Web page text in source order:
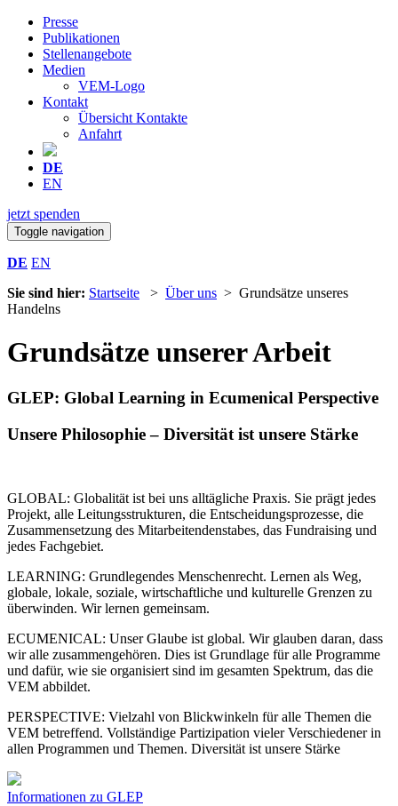
Presse
Publikationen
Stellenangebote
Medien
VEM-Logo
Kontakt
Übersicht Kontakte
Anfahrt
DE
EN
jetzt spenden
Toggle navigation
DE EN
Sie sind hier: Startseite > Über uns > Grundsätze unseres
Handelns
Grundsätze unserer Arbeit
GLEP: Global Learning in Ecumenical Perspective
Unsere Philosophie – Diversität ist unsere Stärke
GLOBAL: Globalität ist bei uns alltägliche Praxis. Sie prägt jedes
Projekt, alle Leitungsstrukturen, die Entscheidungsprozesse, die
Zusammensetzung des Mitarbeitendenstabes, das Fundraising und
jedes Fachgebiet.
LEARNING: Grundlegendes Menschenrecht. Lernen als Weg,
globale, lokale, soziale, wirtschaftliche und kulturelle Grenzen zu
überwinden. Wir lernen gemeinsam.
ECUMENICAL: Unser Glaube ist global. Wir glauben daran, dass
wir alle zusammengehören. Dies ist Grundlage für alle Programme
und dafür, wie sie organisiert sind im gesamten Spektrum, das die
VEM abbildet.
PERSPECTIVE: Vielzahl von Blickwinkeln für alle Themen die
VEM betreffend. Vollständige Partizipation vieler Verschiedener in
allen Programmen und Themen. Diversität ist unsere Stärke
Informationen zu GLEP